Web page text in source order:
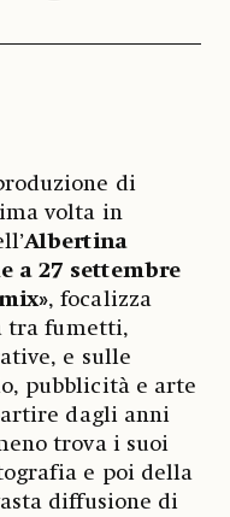
di
volta in
Albertina
a 27 settembre
, focalizza
tra fumetti,
e sulle
pubblicità e arte
dagli anni
trova i suoi
e poi della
diffusione di